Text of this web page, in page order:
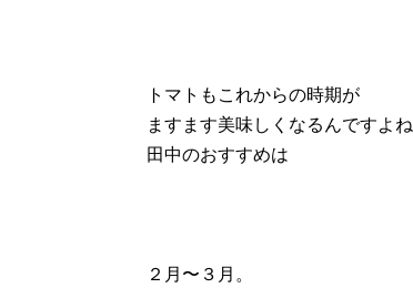
トマトもこれからの時期が
ますます美味しくなるんですよね
田中のおすすめは
２月〜３月。